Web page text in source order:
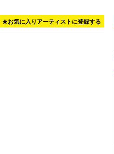
★お気に入りアーティストに登録する